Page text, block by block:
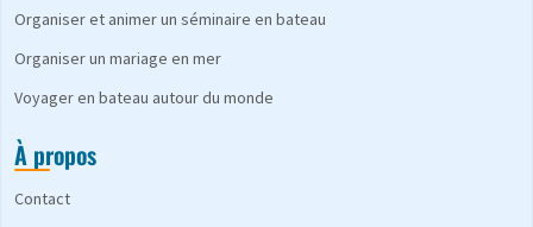
Organiser et animer un séminaire en bateau
Organiser un mariage en mer
Voyager en bateau autour du monde
À propos
Contact